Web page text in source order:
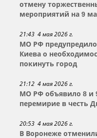
отмену
мероприятий на 9
21:43 4 мая 2026 г.
МО РФ предупредило
Киева о
покинуть город
21:12 4 мая 2026 г.
МО РФ объявило 8 и
перемирие в честь
20:53 4 мая 2026 г.
В Воронеже